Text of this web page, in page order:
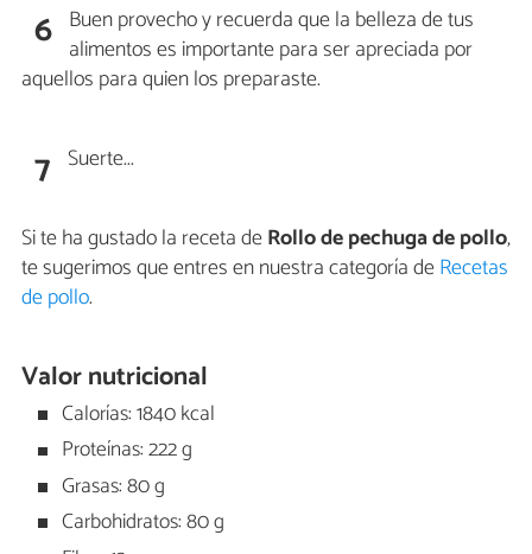
6 Buen provecho y recuerda que la belleza de tus
alimentos es importante para ser apreciada por
aquellos para quien los preparaste.
7 Suerte...
Si te ha gustado la receta deRollo de pechuga de pollo,
te sugerimos que entres en nuestra categoría deRecetas
de pollo.
Valor nutricional
Calorías: 1840 kcal
Proteínas: 222 g
Grasas: 80 g
Carbohidratos: 80 g